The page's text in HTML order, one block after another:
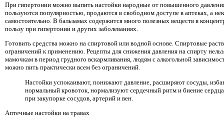
При гипертонии можно выпить настойки народные от повышенного
пользуются популярностью, продаются в свободном доступе в аптеках, а
самостоятельно. В бальзамах содержится много полезных веществ в
пользу при гипертонии и других заболеваниях.
Готовить средства можно на спиртовой или водной основе. Спиртовые
ограничений к применению. Рецепты для снижения давления на спирту
мамочкам в период грудного вскармливания, людям с алкогольной
можно пить практически всем без ограничений.
Настойки успокаивают, понижают давление, расширяют сосуды,
нормальный кровоток, нормализуют сердечный ритм и биение
при закупорке сосудов, артерий и вен.
Аптечные настойки на травах